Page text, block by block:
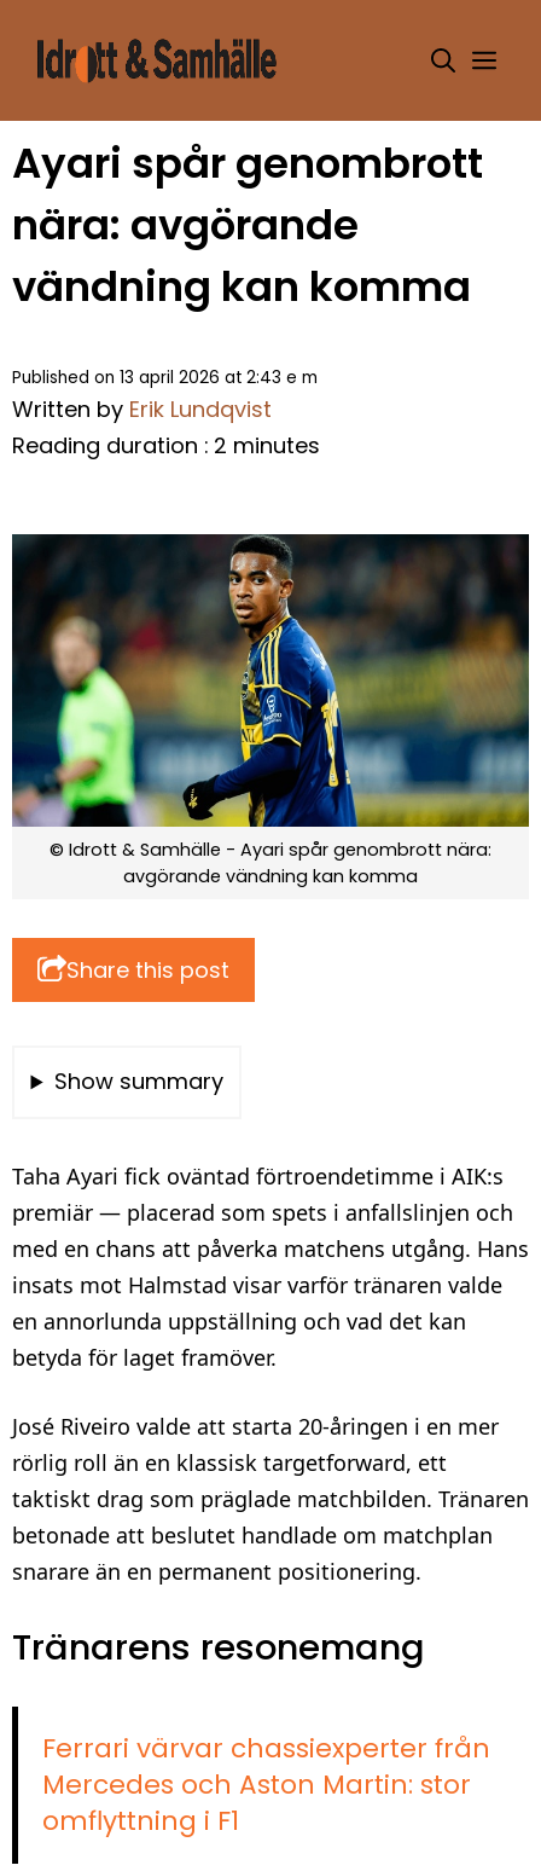
innehåll
Ayari spår genombrott
nära: avgörande
vändning kan komma
Published on 13 april 2026 at 2:43 e m
Written by Erik Lundqvist
Reading duration : 2 minutes
© Idrott & Samhälle - Ayari spår genombrott nära:
avgörande vändning kan komma
Share this post
Show summary
Taha Ayari fick oväntad förtroendetimme i AIK:s
premiär — placerad som spets i anfallslinjen och
med en chans att påverka matchens utgång. Hans
insats mot Halmstad visar varför tränaren valde
en annorlunda uppställning och vad det kan
betyda för laget framöver.
José Riveiro valde att starta 20‑åringen i en mer
rörlig roll än en klassisk targetforward, ett
taktiskt drag som präglade matchbilden. Tränaren
betonade att beslutet handlade om matchplan
snarare än en permanent positionering.
Tränarens resonemang
Ferrari värvar chassiexperter från
Mercedes och Aston Martin: stor
omflyttning i F1